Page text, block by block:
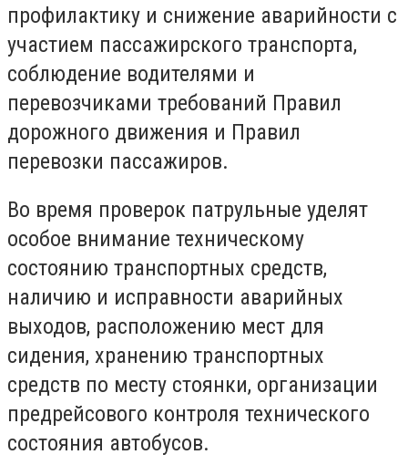
профилактику и снижение аварийности с
участием пассажирского транспорта,
соблюдение водителями и
перевозчиками требований Правил
дорожного движения и Правил
перевозки пассажиров.
Во время проверок патрульные уделят
особое внимание техническому
состоянию транспортных средств,
наличию и исправности аварийных
выходов, расположению мест для
сидения, хранению транспортных
средств по месту стоянки, организации
предрейсового контроля технического
состояния автобусов.